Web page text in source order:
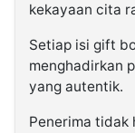
kekayaan cita
Setiap isi gift
menghadirkan
yang autentik.
Penerima tidak